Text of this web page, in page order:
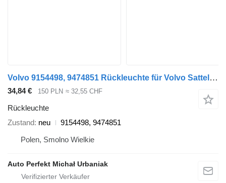
Volvo 9154498, 9474851 Rückleuchte für Volvo Sattelzugmaschine
34,84 € 150 PLN ≈ 32,55 CHF
Rückleuchte
Zustand neu
9154498, 9474851
Polen, Smolno Wielkie
Auto Perfekt Michał Urbaniak